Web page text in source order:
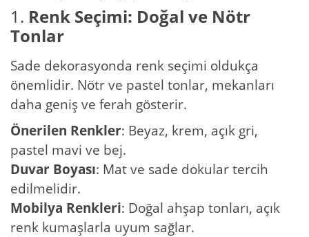
1. Renk Seçimi: Doğal ve Nötr
Tonlar
Sade dekorasyonda renk seçimi oldukça
önemlidir. Nötr ve pastel tonlar, mekanları
daha geniş ve ferah gösterir.
Önerilen Renkler: Beyaz, krem, açık gri,
pastel mavi ve bej.
Duvar Boyası: Mat ve sade dokular tercih
edilmelidir.
Mobilya Renkleri: Doğal ahşap tonları, açık
renk kumaşlarla uyum sağlar.